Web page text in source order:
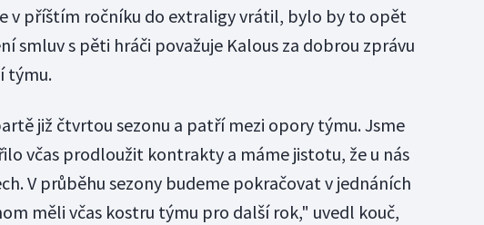
v příštím ročníku do extraligy vrátil, bylo by to opět
smluv s pěti hráči považuje Kalous za dobrou zprávu
týmu.
již čtvrtou sezonu a patří mezi opory týmu. Jsme
včas prodloužit kontrakty a máme jistotu, že u nás
V průběhu sezony budeme pokračovat v jednáních
měli včas kostru týmu pro další rok," uvedl kouč,